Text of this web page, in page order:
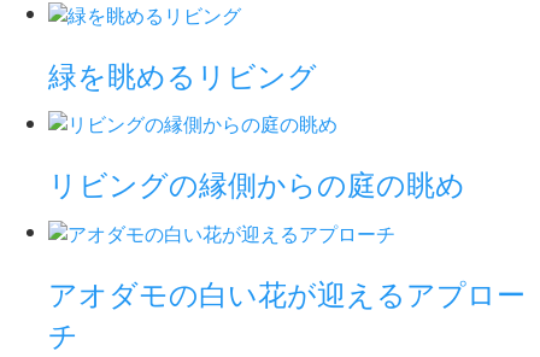
緑を眺めるリビング
リビングの縁側からの庭の眺め
アオダモの白い花が迎えるアプロー
チ